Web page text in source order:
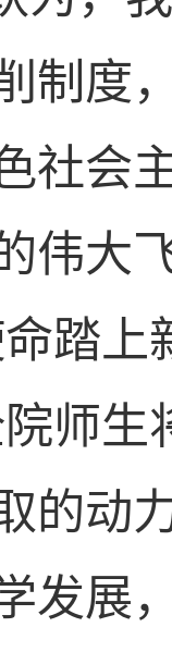
制度
社会
伟大
踏上
师
的动
发展